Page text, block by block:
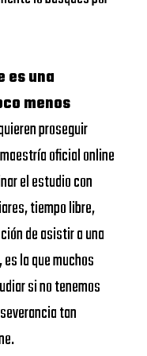
www.udima.es/
–
es una
menos
proseguir
oficial online
el estudio con
tiempo libre,
de asistir a una
la que muchos
si no tenemos
tan